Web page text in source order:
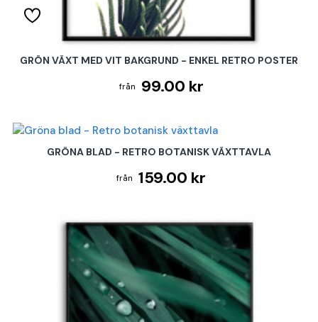
GRÖN VÄXT MED VIT BAKGRUND - ENKEL RETRO POSTER
99.00 kr
GRÖNA BLAD - RETRO BOTANISK VÄXTTAVLA
159.00 kr